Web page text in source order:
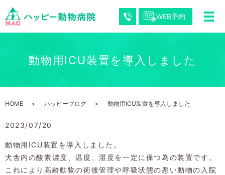
WEB予約
動物用ICU装置を導入しました
HOME ハッピーブログ 動物用ICU装置を導入しました
2023/07/20
動物用ICU装置を導入しました。
犬舎内の酸素濃度、温度、湿度を一定に保つ為の装置です。
これにより高齢動物の術後管理や呼吸状態の悪い動物の入院